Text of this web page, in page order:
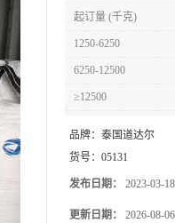
起订量 (千克)
1250-6250
6250-12500
≥12500
品牌： 泰国道达尔
货号： 05131
发布日期： 2023-03-18
更新日期： 2026-08-06